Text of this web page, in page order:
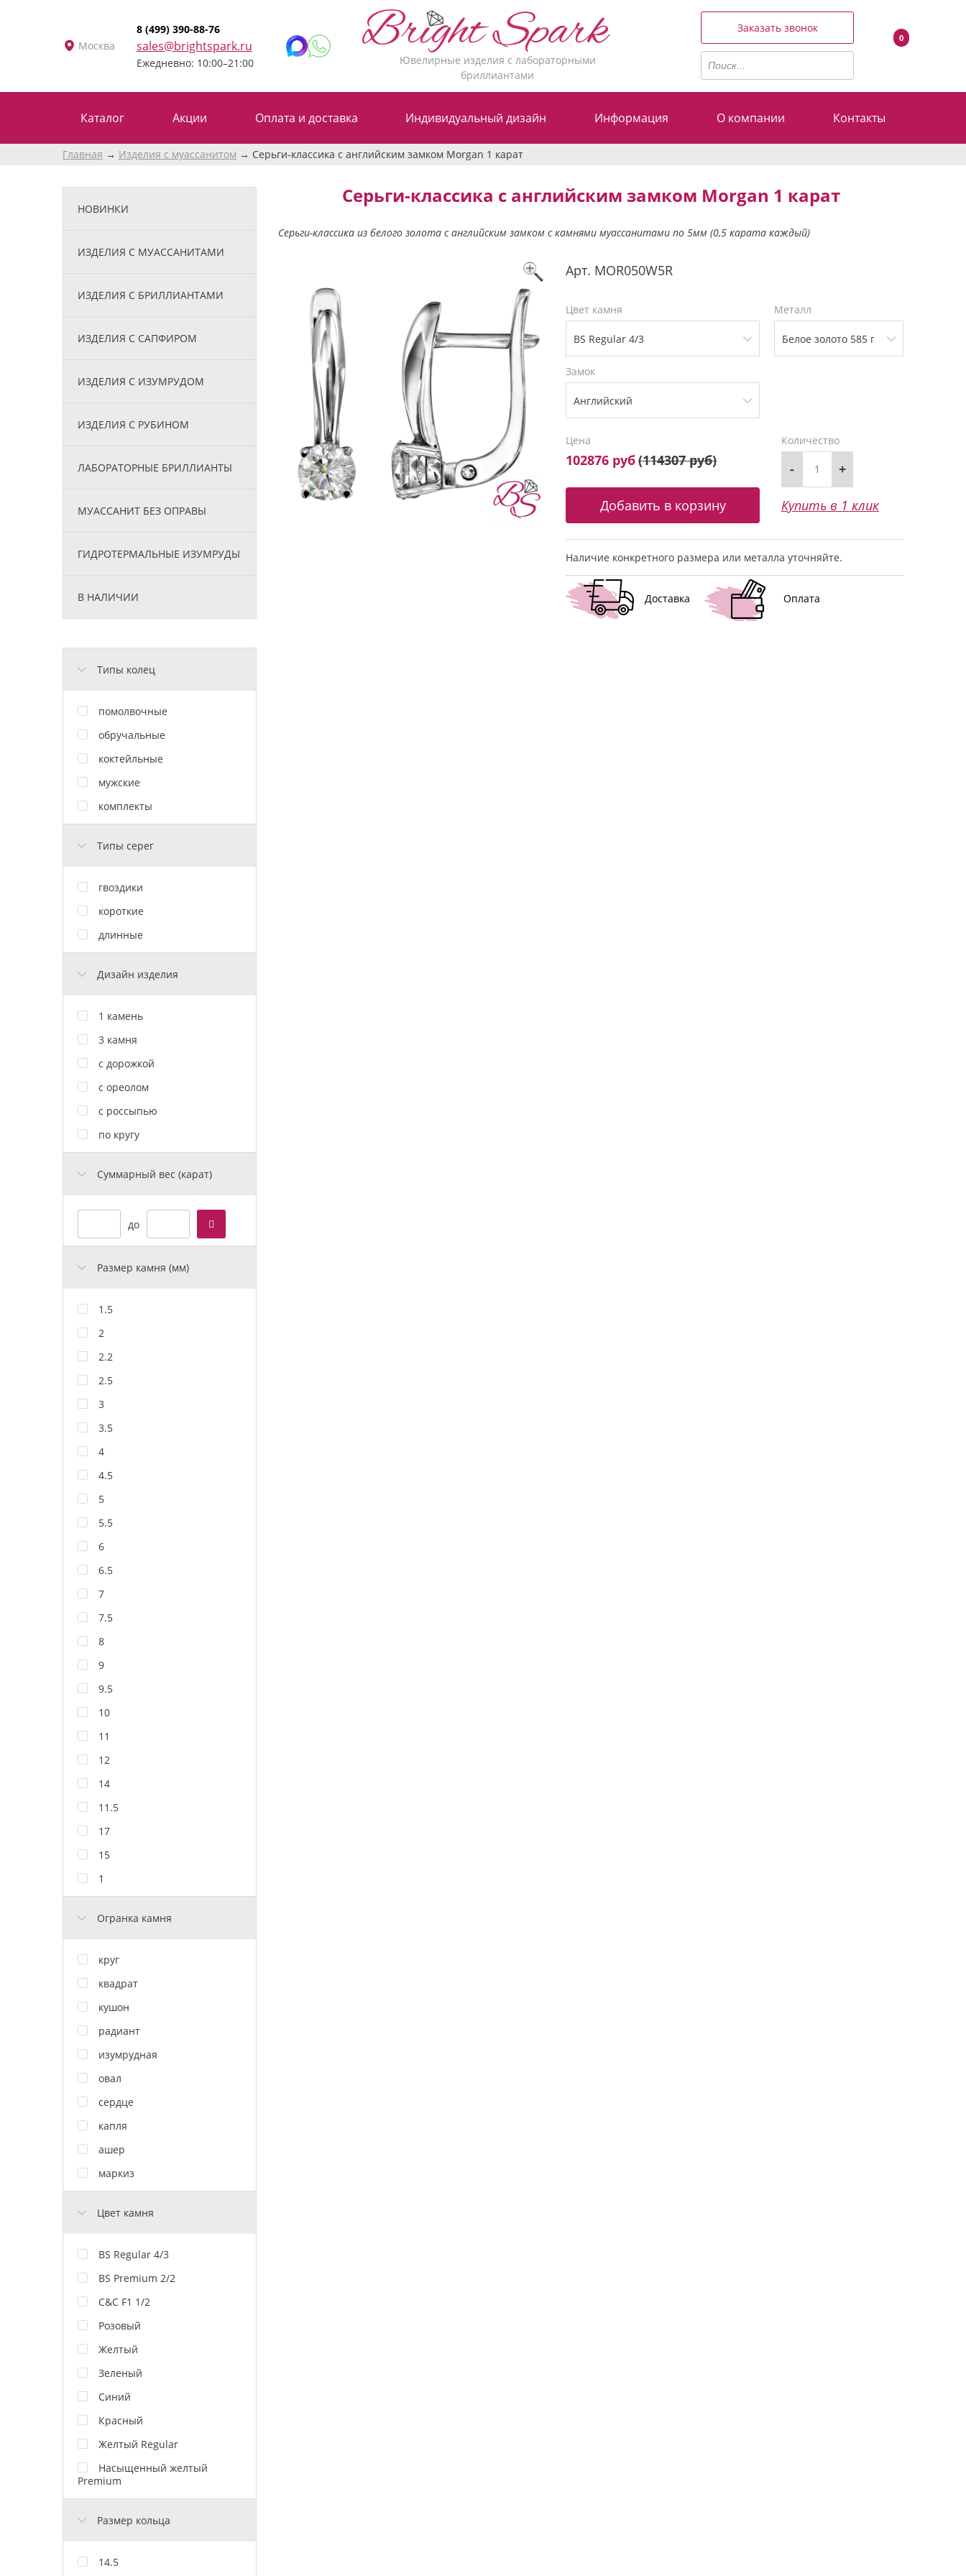
Москва
8 (499) 390-88-76
sales@brightspark.ru
Ежедневно: 10:00–21:00
Ювелирные изделия с лабораторными
бриллиантами
Заказать звонок
0
Каталог Акции Оплата и доставка Индивидуальный дизайн Информация О компании Контакты
Главная Изделия с муассанитом Серьги-классика с английским замком Morgan 1 карат
НОВИНКИ
ИЗДЕЛИЯ С МУАССАНИТАМИ
ИЗДЕЛИЯ С БРИЛЛИАНТАМИ
ИЗДЕЛИЯ С САПФИРОМ
ИЗДЕЛИЯ С ИЗУМРУДОМ
ИЗДЕЛИЯ С РУБИНОМ
ЛАБОРАТОРНЫЕ БРИЛЛИАНТЫ
МУАССАНИТ БЕЗ ОПРАВЫ
ГИДРОТЕРМАЛЬНЫЕ ИЗУМРУДЫ
В НАЛИЧИИ
Типы колец
помолвочные
обручальные
коктейльные
мужские
комплекты
Типы серег
гвоздики
короткие
длинные
Дизайн изделия
1 камень
3 камня
с дорожкой
с ореолом
с россыпью
по кругу
Cуммарный вес (карат)
до
Размер камня (мм)
1.5
2
2.2
2.5
3
3.5
4
4.5
5
5.5
6
6.5
7
7.5
8
9
9.5
10
11
12
14
11.5
17
15
1
Огранка камня
круг
квадрат
кушон
радиант
изумрудная
овал
сердце
капля
ашер
маркиз
Цвет камня
BS Regular 4/3
BS Premium 2/2
C&C F1 1/2
Розовый
Желтый
Зеленый
Синий
Красный
Желтый Regular
Насыщенный желтый
Premium
Размер кольца
14.5
Серьги-классика с английским замком Morgan 1 карат
Серьги-классика из белого золота с английским замком с камнями муассанитами по 5мм (0,5 карата каждый)
Арт. MOR050W5R
Цвет камня Металл
Замок
Цена
102876 руб(114307 руб)
Количество
- +
Купить в 1 клик
Наличие конкретного размера или металла уточняйте.
Доставка Оплата